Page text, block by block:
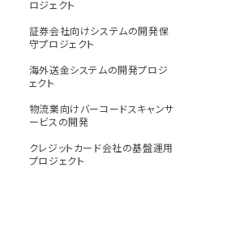
ロジェクト
証券会社向けシステムの開発保
守プロジェクト
海外送金システムの開発プロジ
ェクト
物流業向けバーコードスキャンサ
ービスの開発
クレジットカード会社の基盤運用
プロジェクト